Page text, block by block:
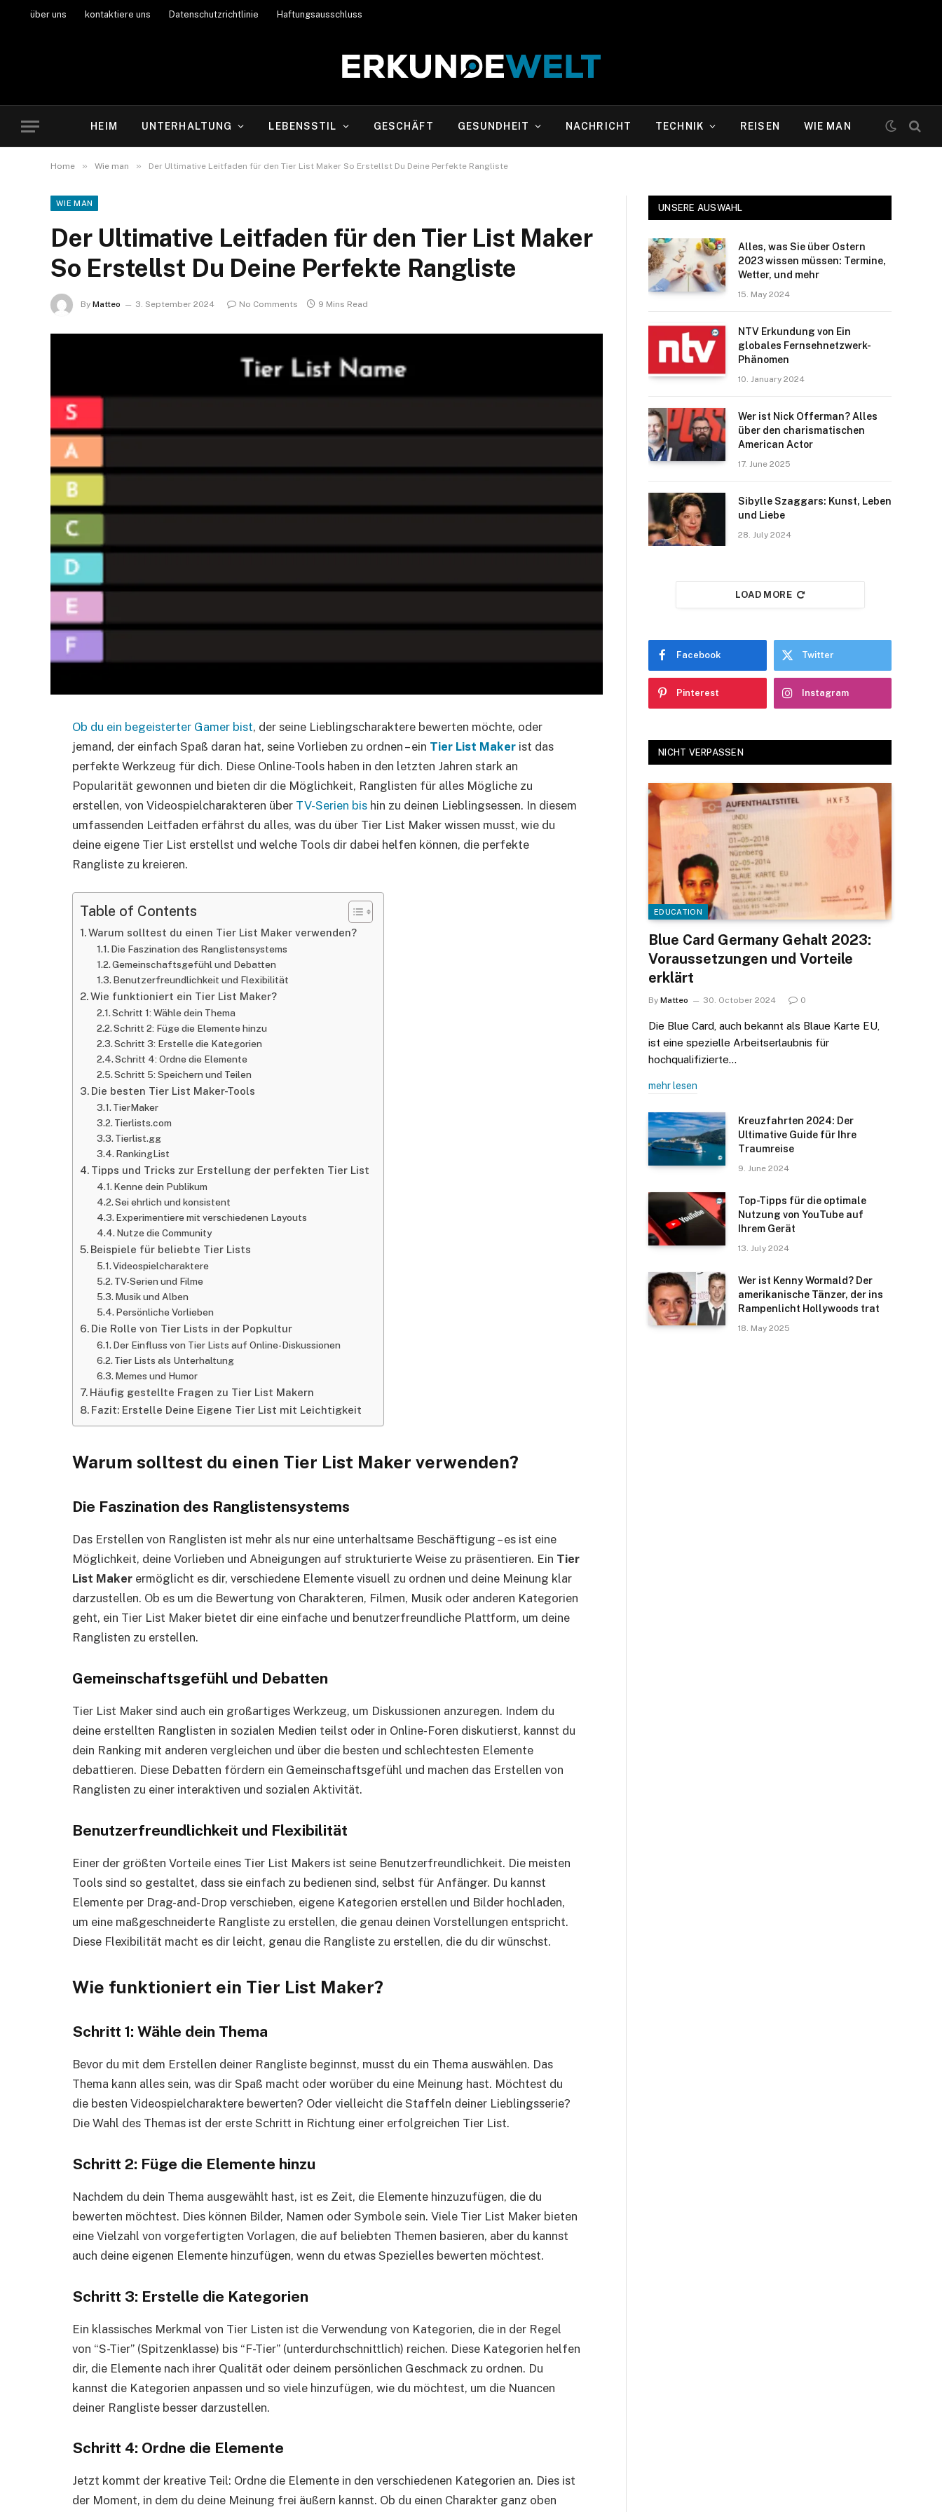
über uns kontaktiere uns Datenschutzrichtlinie Haftungsausschluss
HEIM UNTERHALTUNG LEBENSSTIL GESCHÄFT GESUNDHEIT NACHRICHT TECHNIK REISEN WIE MAN
Home » Wie man » Der Ultimative Leitfaden für den Tier List Maker So Erstellst Du Deine Perfekte Rangliste
WIE MAN
Der Ultimative Leitfaden für den Tier List Maker
So Erstellst Du Deine Perfekte Rangliste
By Matteo 3. September 2024 No Comments 9 Mins Read
Ob du ein begeisterter Gamer bist, der seine Lieblingscharaktere bewerten möchte, oder
jemand, der einfach Spaß daran hat, seine Vorlieben zu ordnen – ein Tier List Maker ist das
perfekte Werkzeug für dich. Diese Online-Tools haben in den letzten Jahren stark an
Popularität gewonnen und bieten dir die Möglichkeit, Ranglisten für alles Mögliche zu
erstellen, von Videospielcharakteren über TV-Serien bis hin zu deinen Lieblingsessen. In diesem
umfassenden Leitfaden erfährst du alles, was du über Tier List Maker wissen musst, wie du
deine eigene Tier List erstellst und welche Tools dir dabei helfen können, die perfekte
Rangliste zu kreieren.
Table of Contents
Warum solltest du einen Tier List Maker verwenden?
Die Faszination des Ranglistensystems
Gemeinschaftsgefühl und Debatten
Benutzerfreundlichkeit und Flexibilität
Wie funktioniert ein Tier List Maker?
Schritt 1: Wähle dein Thema
Schritt 2: Füge die Elemente hinzu
Schritt 3: Erstelle die Kategorien
Schritt 4: Ordne die Elemente
Schritt 5: Speichern und Teilen
Die besten Tier List Maker-Tools
TierMaker
Tierlists.com
Tierlist.gg
RankingList
Tipps und Tricks zur Erstellung der perfekten Tier List
Kenne dein Publikum
Sei ehrlich und konsistent
Experimentiere mit verschiedenen Layouts
Nutze die Community
Beispiele für beliebte Tier Lists
Videospielcharaktere
TV-Serien und Filme
Musik und Alben
Persönliche Vorlieben
Die Rolle von Tier Lists in der Popkultur
Der Einfluss von Tier Lists auf Online-Diskussionen
Tier Lists als Unterhaltung
Memes und Humor
Häufig gestellte Fragen zu Tier List Makern
Fazit: Erstelle Deine Eigene Tier List mit Leichtigkeit
Warum solltest du einen Tier List Maker verwenden?
Die Faszination des Ranglistensystems
Das Erstellen von Ranglisten ist mehr als nur eine unterhaltsame Beschäftigung – es ist eine
Möglichkeit, deine Vorlieben und Abneigungen auf strukturierte Weise zu präsentieren. Ein Tier
List Maker ermöglicht es dir, verschiedene Elemente visuell zu ordnen und deine Meinung klar
darzustellen. Ob es um die Bewertung von Charakteren, Filmen, Musik oder anderen Kategorien
geht, ein Tier List Maker bietet dir eine einfache und benutzerfreundliche Plattform, um deine
Ranglisten zu erstellen.
Gemeinschaftsgefühl und Debatten
Tier List Maker sind auch ein großartiges Werkzeug, um Diskussionen anzuregen. Indem du
deine erstellten Ranglisten in sozialen Medien teilst oder in Online-Foren diskutierst, kannst du
dein Ranking mit anderen vergleichen und über die besten und schlechtesten Elemente
debattieren. Diese Debatten fördern ein Gemeinschaftsgefühl und machen das Erstellen von
Ranglisten zu einer interaktiven und sozialen Aktivität.
Benutzerfreundlichkeit und Flexibilität
Einer der größten Vorteile eines Tier List Makers ist seine Benutzerfreundlichkeit. Die meisten
Tools sind so gestaltet, dass sie einfach zu bedienen sind, selbst für Anfänger. Du kannst
Elemente per Drag-and-Drop verschieben, eigene Kategorien erstellen und Bilder hochladen,
um eine maßgeschneiderte Rangliste zu erstellen, die genau deinen Vorstellungen entspricht.
Diese Flexibilität macht es dir leicht, genau die Rangliste zu erstellen, die du dir wünschst.
Wie funktioniert ein Tier List Maker?
Schritt 1: Wähle dein Thema
Bevor du mit dem Erstellen deiner Rangliste beginnst, musst du ein Thema auswählen. Das
Thema kann alles sein, was dir Spaß macht oder worüber du eine Meinung hast. Möchtest du
die besten Videospielcharaktere bewerten? Oder vielleicht die Staffeln deiner Lieblingsserie?
Die Wahl des Themas ist der erste Schritt in Richtung einer erfolgreichen Tier List.
Schritt 2: Füge die Elemente hinzu
Nachdem du dein Thema ausgewählt hast, ist es Zeit, die Elemente hinzuzufügen, die du
bewerten möchtest. Dies können Bilder, Namen oder Symbole sein. Viele Tier List Maker bieten
eine Vielzahl von vorgefertigten Vorlagen, die auf beliebten Themen basieren, aber du kannst
auch deine eigenen Elemente hinzufügen, wenn du etwas Spezielles bewerten möchtest.
Schritt 3: Erstelle die Kategorien
Ein klassisches Merkmal von Tier Listen ist die Verwendung von Kategorien, die in der Regel
von “S-Tier” (Spitzenklasse) bis “F-Tier” (unterdurchschnittlich) reichen. Diese Kategorien helfen
dir, die Elemente nach ihrer Qualität oder deinem persönlichen Geschmack zu ordnen. Du
kannst die Kategorien anpassen und so viele hinzufügen, wie du möchtest, um die Nuancen
deiner Rangliste besser darzustellen.
Schritt 4: Ordne die Elemente
Jetzt kommt der kreative Teil: Ordne die Elemente in den verschiedenen Kategorien an. Dies ist
der Moment, in dem du deine Meinung frei äußern kannst. Ob du einen Charakter ganz oben
UNSERE AUSWAHL
Alles, was Sie über Ostern
2023 wissen müssen: Termine,
Wetter, und mehr
15. May 2024
NTV Erkundung von Ein
globales Fernsehnetzwerk-
Phänomen
10. January 2024
Wer ist Nick Offerman? Alles
über den charismatischen
American Actor
17. June 2025
Sibylle Szaggars: Kunst, Leben
und Liebe
28. July 2024
LOAD MORE
Facebook Twitter
Pinterest Instagram
NICHT VERPASSEN
EDUCATION
Blue Card Germany Gehalt 2023:
Voraussetzungen und Vorteile
erklärt
By Matteo 30. October 2024 0
Die Blue Card, auch bekannt als Blaue Karte EU,
ist eine spezielle Arbeitserlaubnis für
hochqualifizierte…
mehr lesen
Kreuzfahrten 2024: Der
Ultimative Guide für Ihre
Traumreise
9. June 2024
Top-Tipps für die optimale
Nutzung von YouTube auf
Ihrem Gerät
13. July 2024
Wer ist Kenny Wormald? Der
amerikanische Tänzer, der ins
Rampenlicht Hollywoods trat
18. May 2025